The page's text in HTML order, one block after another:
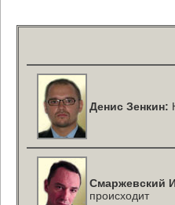
Денис Зенкин:
Смаржевский
происходит